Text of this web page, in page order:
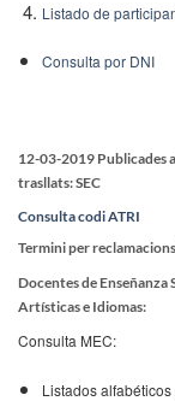
Listado de
Consulta por DNI
12-03-2019 Publicades
trasllats: SEC
Consulta codi ATRI
Termini per
Docentes de
Artísticas e Idiomas:
Consulta MEC:
Listados